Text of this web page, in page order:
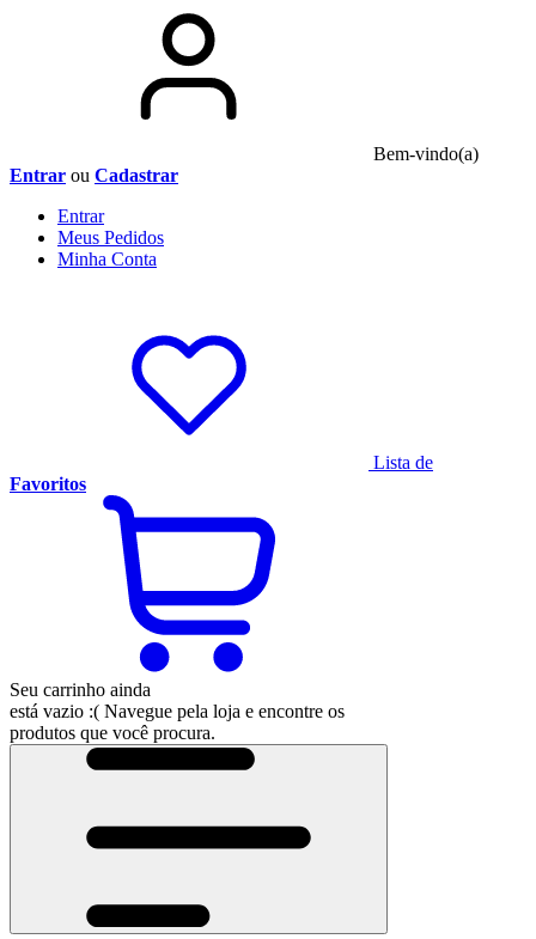
Bem-vindo(a)
Entrar ou Cadastrar
Entrar
Meus Pedidos
Minha Conta
Lista de
Favoritos
Seu carrinho ainda
está vazio :( Navegue pela loja e encontre os
produtos que você procura.